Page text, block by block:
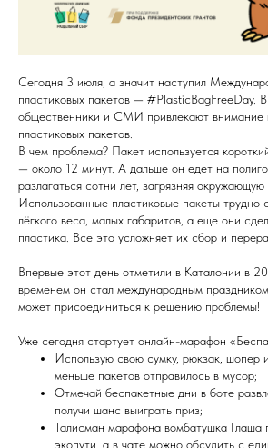
Сегодня 3 июля, а значит наступил
пластиковых пакетов — #PlasticBagFreeDay.
общественники и СМИ привлекают внимание
пластиковых пакетов.
В чем проблема? Пакет используется
— около 12 минут. А дальше он едет на
разлагаться сотни лет, загрязняя окружающую
Использованные пластиковые пакеты трудно
лёгкого веса, малых габаритов, а еще они
пластика. Все это усложняет их сбор и
Впервые этот день отметили в Каталонии в
временем он стал международным
может присоединиться к решению проблемы!
Уже сегодня стартует онлайн-марафон
Использую свою сумку, рюкзак, шопер
меньше пакетов отправилось в мусор;
Отмечай беспакетные дни в боте
получи шанс выиграть приз;
Талисман марафона вомбатушка Глаша
экопути, а в чате можно обсудить с